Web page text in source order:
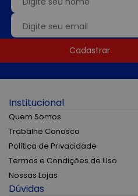
Cadastrar
Institucional
Quem Somos
Trabalhe Conosco
Política de Privacidade
Termos e Condições de Uso
Nossas Lojas
Dúvidas